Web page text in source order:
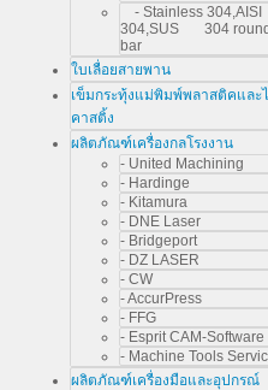
- Stainless 304,AISI
304,SUS 304
bar
ใบเลื่อยสายพาน
เข็มกระทุ้งแม่พิมพ์พลาสติคและ
คาสติ้ง
ผลิตภัณฑ์เครื่องกลโรงงาน
- United Machining
- Hardinge
- Kitamura
- DNE Laser
- Bridgeport
- DZ LASER
- CW
- AccurPress
- FFG
- Esprit CAM-Software
- Machine Tools
ผลิตภัณฑ์เครื่องมือและอุปกรณ์